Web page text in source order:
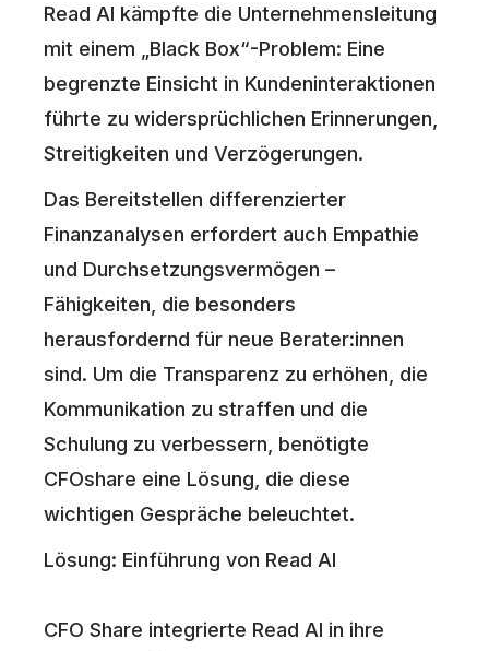
Read AI kämpfte die Unternehmensleitung
mit einem „Black Box“-Problem: Eine
begrenzte Einsicht in Kundeninteraktionen
führte zu widersprüchlichen Erinnerungen,
Streitigkeiten und Verzögerungen.
Das Bereitstellen differenzierter
Finanzanalysen erfordert auch Empathie
und Durchsetzungsvermögen –
Fähigkeiten, die besonders
herausfordernd für neue Berater:innen
sind. Um die Transparenz zu erhöhen, die
Kommunikation zu straffen und die
Schulung zu verbessern, benötigte
CFOshare eine Lösung, die diese
wichtigen Gespräche beleuchtet.
Lösung: Einführung von Read AI
CFO Share integrierte Read AI in ihre